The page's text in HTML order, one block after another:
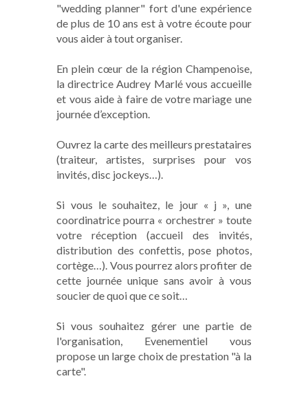
"wedding planner" fort d'une expérience
de plus de 10 ans est à votre écoute pour
vous aider à tout organiser.
En plein cœur de la région Champenoise,
la directrice Audrey Marlé vous accueille
et vous aide à faire de votre mariage une
journée d’exception.
Ouvrez la carte des meilleurs prestataires
(traiteur, artistes, surprises pour vos
invités, disc jockeys…).
Si vous le souhaitez, le jour « j », une
coordinatrice pourra « orchestrer » toute
votre réception (accueil des invités,
distribution des confettis, pose photos,
cortège…). Vous pourrez alors profiter de
cette journée unique sans avoir à vous
soucier de quoi que ce soit…
Si vous souhaitez gérer une partie de
l'organisation, Evenementiel vous
propose un large choix de prestation "à la
carte".